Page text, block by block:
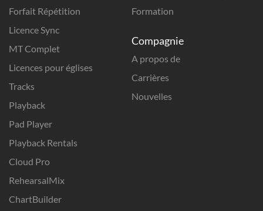
Forfait Répétition
Licence Sync
MT Complet
Licences pour églises
Tracks
Playback
Pad Player
Playback Rentals
Cloud Pro
RehearsalMix
ChartBuilder
Formation
Compagnie
A propos de
Carrières
Nouvelles